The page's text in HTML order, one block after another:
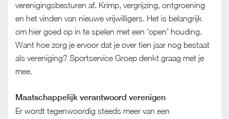
verenigingsbesturen af. Krimp, vergrijzing, ontgroening
en het vinden van nieuwe vrijwilligers. Het is belangrijk
om hier goed op in te spelen met een ‘open’ houding.
Want hoe zorg je ervoor dat je over tien jaar nog bestaat
als vereniging? Sportservice Groep denkt graag met je
mee.
Maatschappelijk verantwoord verenigen
Er wordt tegenwoordig steeds meer van een